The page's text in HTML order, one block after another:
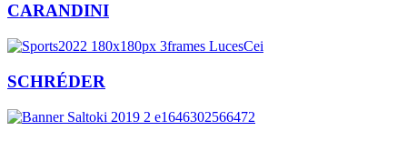
CARANDINI
SCHRÉDER